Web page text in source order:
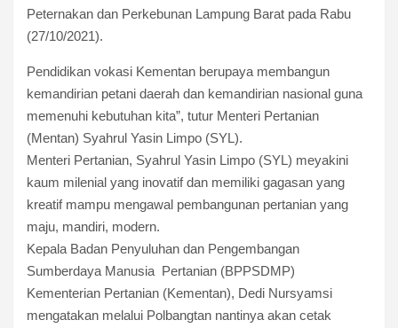
Peternakan dan Perkebunan Lampung Barat pada Rabu
(27/10/2021).
Pendidikan vokasi Kementan berupaya membangun
kemandirian petani daerah dan kemandirian nasional guna
memenuhi kebutuhan kita”, tutur Menteri Pertanian
(Mentan) Syahrul Yasin Limpo (SYL).
Menteri Pertanian, Syahrul Yasin Limpo (SYL) meyakini
kaum milenial yang inovatif dan memiliki gagasan yang
kreatif mampu mengawal pembangunan pertanian yang
maju, mandiri, modern.
Kepala Badan Penyuluhan dan Pengembangan
Sumberdaya Manusia Pertanian (BPPSDMP)
Kementerian Pertanian (Kementan), Dedi Nursyamsi
mengatakan melalui Polbangtan nantinya akan cetak